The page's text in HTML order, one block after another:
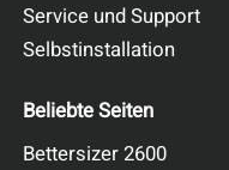
Service und Support
Selbstinstallation
Beliebte Seiten
Bettersizer 2600